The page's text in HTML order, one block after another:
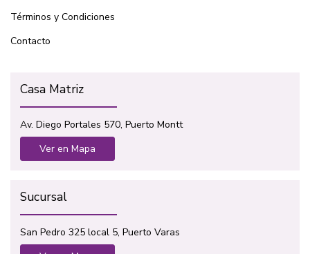
Términos y Condiciones
Contacto
Casa Matriz
Av. Diego Portales 570, Puerto Montt
Ver en Mapa
Sucursal
San Pedro 325 local 5, Puerto Varas